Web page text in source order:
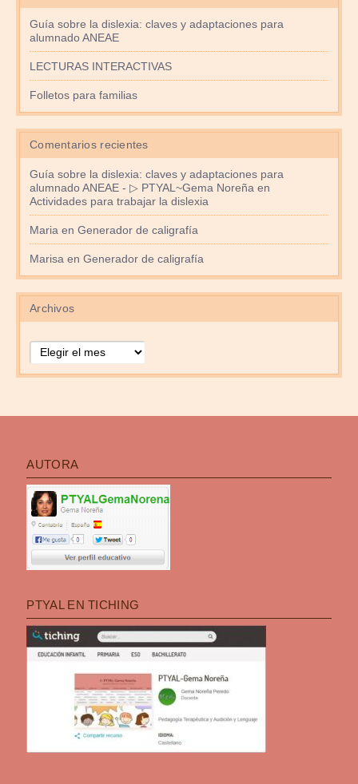
Guía sobre la dislexia: claves y adaptaciones para
alumnado ANEAE
LECTURAS INTERACTIVAS
Folletos para familias
Comentarios recientes
Guía sobre la dislexia: claves y adaptaciones para
alumnado ANEAE - ▷ PTYAL~Gema Noreña en
Actividades para trabajar la dislexia
Maria en Generador de caligrafía
Marisa en Generador de caligrafía
Archivos
AUTORA
PTYAL EN TICHING